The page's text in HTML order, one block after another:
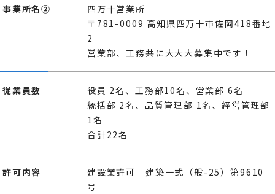
事業所名②
四万十営業所
〒781-0009 高知県四万十市佐岡418番地
2
営業部、工務共に大大大募集中です！
従業員数
役員 2名、工務部10名、営業部 6名
統括部 2名、品質管理部 1名、経営管理部
1名
合計22名
許可内容
建設業許可 建築一式（般-25）第9610
号